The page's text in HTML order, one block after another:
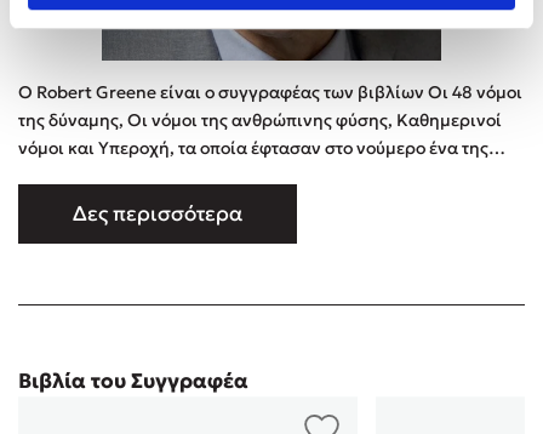
Ο Robert Greene είναι ο συγγραφέας των βιβλίων Οι 48 νόμοι
της δύναμης, Οι νόμοι της ανθρώπινης φύσης, Καθημερινοί
νόμοι και Υπεροχή, τα οποία έφτασαν στο νούμερο ένα της
γνωστός ως ειδικός στις στρατηγικές ισχύος. Ζει στο Λος
Δες περισσότερα
Βιβλία του Συγγραφέα